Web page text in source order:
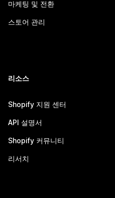
마케팅 및 전환
스토어 관리
리소스
Shopify 지원 센터
API 설명서
Shopify 커뮤니티
리서치